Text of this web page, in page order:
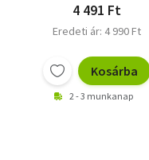
4 491 Ft
Eredeti ár: 4 990 Ft
Kosárba
2 - 3 munkanap